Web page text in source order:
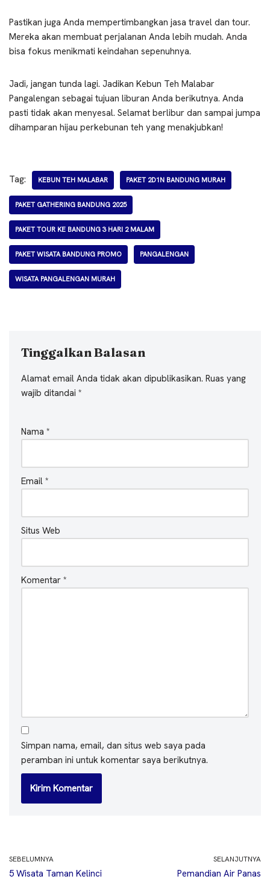
Pastikan juga Anda mempertimbangkan jasa travel dan tour.
Mereka akan membuat perjalanan Anda lebih mudah. Anda
bisa fokus menikmati keindahan sepenuhnya.
Jadi, jangan tunda lagi. Jadikan Kebun Teh Malabar
Pangalengan sebagai tujuan liburan Anda berikutnya. Anda
pasti tidak akan menyesal. Selamat berlibur dan sampai jumpa
dihamparan hijau perkebunan teh yang menakjubkan!
Tag: KEBUN TEH MALABAR PAKET 2D1N BANDUNG MURAH
PAKET GATHERING BANDUNG 2025
PAKET TOUR KE BANDUNG 3 HARI 2 MALAM
PAKET WISATA BANDUNG PROMO PANGALENGAN
WISATA PANGALENGAN MURAH
Tinggalkan Balasan
Alamat email Anda tidak akan dipublikasikan. Ruas yang
wajib ditandai *
Nama *
Email *
Situs Web
Komentar *
Simpan nama, email, dan situs web saya pada
peramban ini untuk komentar saya berikutnya.
SEBELUMNYA
5 Wisata Taman Kelinci
SELANJUTNYA
Pemandian Air Panas